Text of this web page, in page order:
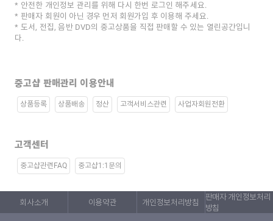
안전한 개인정보 관리를 위해 다시 한번 로그인 해주세요.
판매자 회원이 아닌 경우 먼저 회원가입 후 이용해 주세요.
도서, 전집, 음반 DVD의 중고상품을 직접 판매할 수 있는 열린공간입니
다.
중고샵 판매관리 이용안내
상품등록 상품배송 정산 고객서비스관련 사업자회원전환
고객센터
중고샵관련FAQ 중고샵1:1문의
회사소개 이용약관 개인정보처리방침
판매자 개인정보처리
방침